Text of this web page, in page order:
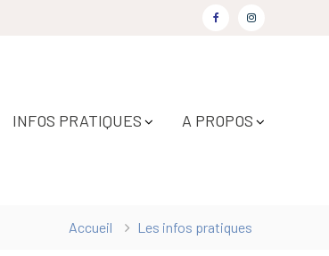
FacebookInstagram
INFOS PRATIQUES A PROPOS
Accueil Les infos pratiques